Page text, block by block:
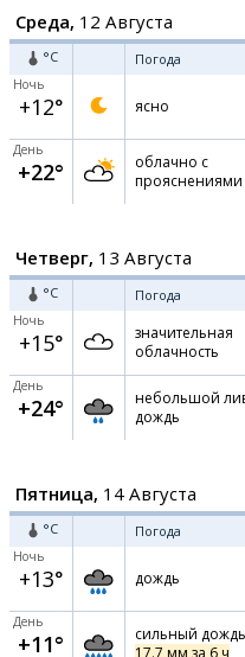
Среда, 12 Августа
°C Погода
Ночь
+12° ясно
День
+22°
облачно с
прояснениями
Четверг, 13 Августа
°C Погода
Ночь
+15°
значительная
облачность
День
+24°
небольшой
дождь
Пятница, 14 Августа
°C Погода
Ночь
+13° дождь
День
+11°
сильный дождь
17.7 мм за 6 ч